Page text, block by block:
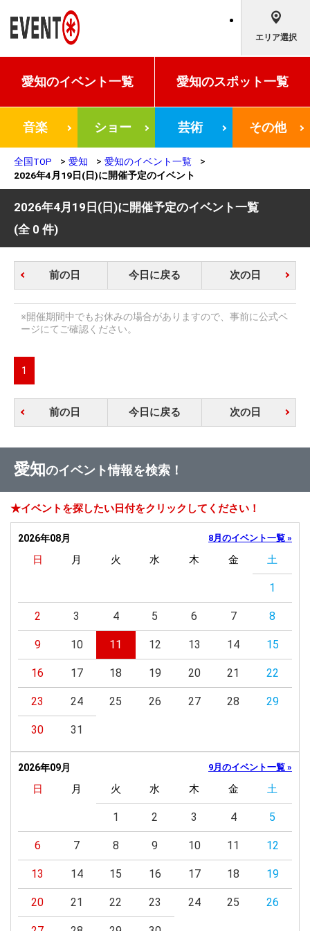
エリア選択
愛知のイベント一覧 愛知のスポット一覧
音楽 ショー 芸術 その他
全国TOP 愛知
愛知のイベント一覧
2026年4月19日(日)に開催予定のイベント
2026年4月19日(日)に開催予定のイベント一覧
(全 0 件)
前の日 今日に戻る 次の日
※開催期間中でもお休みの場合がありますので、事前に公式ペ
ージにてご確認ください。
1
前の日 今日に戻る 次の日
愛知のイベント情報を検索！
★イベントを探したい日付をクリックしてください！
2026年08月 8月のイベント一覧 »
日 月 火 水 木 金 土
1
2 3 4 5 6 7 8
9 10 11 12 13 14 15
16 17 18 19 20 21 22
23 24 25 26 27 28 29
30 31
2026年09月 9月のイベント一覧 »
日 月 火 水 木 金 土
1 2 3 4 5
6 7 8 9 10 11 12
13 14 15 16 17 18 19
20 21 22 23 24 25 26